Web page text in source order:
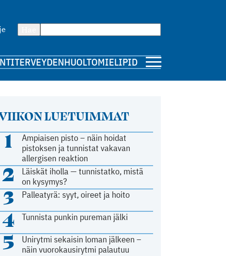
TERVEYDENHUOLTOMIELIPIDE
LUETUIMMAT
1
Ampiaisen pisto – näin hoidat
pistoksen ja tunnistat vakavan
allergisen reaktion
2
Läiskät iholla — tunnistatko, mistä
on kysymys?
3 Palleatyrä: syyt, oireet ja hoito
4 Tunnista punkin pureman jälki
5
Unirytmi sekaisin loman jälkeen –
näin vuorokausirytmi palautuu